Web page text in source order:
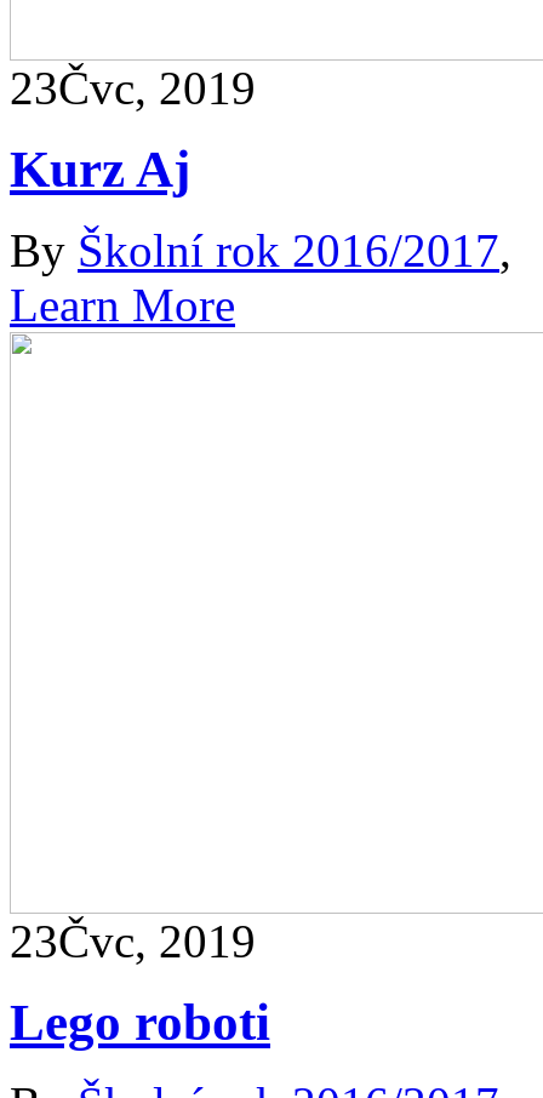
23Čvc, 2019
Kurz Aj
By Školní rok 2016/2017,
Learn More
23Čvc, 2019
Lego roboti